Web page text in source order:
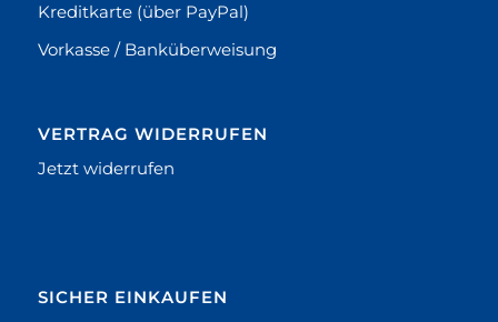
Kreditkarte (über PayPal)
Vorkasse / Banküberweisung
VERTRAG WIDERRUFEN
Jetzt widerrufen
SICHER EINKAUFEN